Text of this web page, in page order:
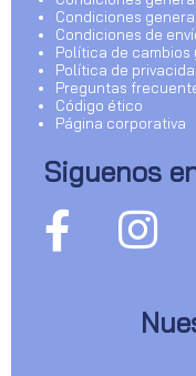
Condiciones
Condiciones de
Política de cambios
Política de
Preguntas
Código ético
Página corporativa
Siguenos